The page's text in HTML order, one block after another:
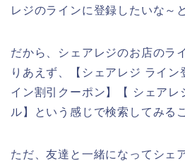
レジのラインに登録したいな～
だから、シェアレジのお店のラ
りあえず、【シェアレジ ライン
イン割引クーポン】【 シェアレ
ル】という感じで検索してみる
ただ、友達と一緒になってシェ